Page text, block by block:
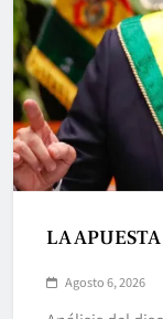
LA
Agosto 6, 2026